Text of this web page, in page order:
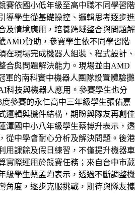
賽依國小低年級至高中職不同學習階
導學生從基礎操控、邏輯思考逐步進
及情境應用，培養跨域整合與問題解
AMD贊助，參賽學生依不同學習階
在現場完成機器人組裝、程式設計、
合與問題解決能力。現場並由AMD
軍的南科實中機器人團隊設置體驗攤
科技與機器人應用。參賽學生也分
參賽的永仁高中三年級學生張佑嘉
邏輯與機件結構，期盼與隊友再創佳
潭國中小八年級學生蔡博升表示，透
從中學會耐心分析及解決問題。後港
用課餘及假日練習，不僅提升機器車
實際運用於競賽任務；來自台中市葳
級學生蔡孟均表示，透過不斷調整機
角度，逐步克服挑戰，期待與隊友攜